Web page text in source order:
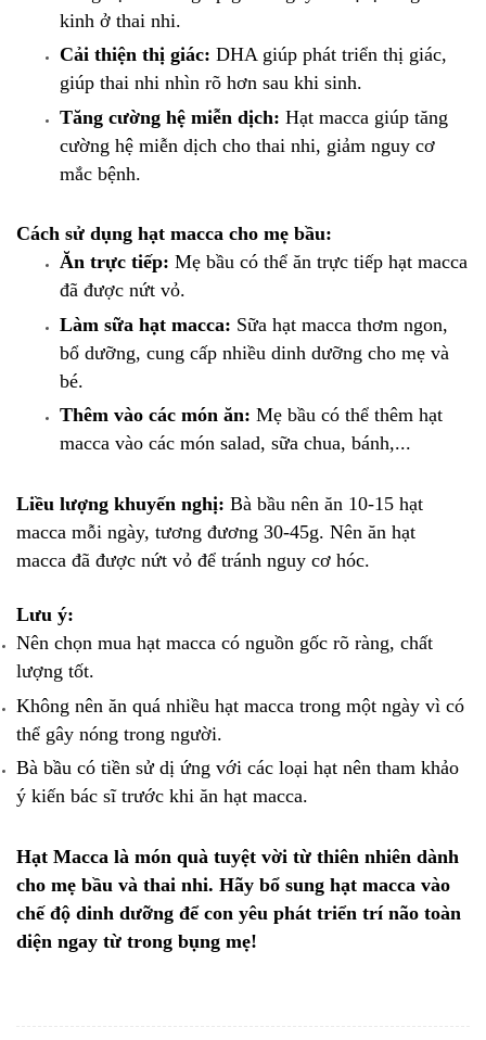
kinh ở thai nhi.
Cải thiện thị giác: DHA giúp phát triển thị giác,
giúp thai nhi nhìn rõ hơn sau khi sinh.
Tăng cường hệ miễn dịch: Hạt macca giúp tăng
cường hệ miễn dịch cho thai nhi, giảm nguy cơ
mắc bệnh.
Cách sử dụng hạt macca cho mẹ bầu:
Ăn trực tiếp: Mẹ bầu có thể ăn trực tiếp hạt macca
đã được nứt vỏ.
Làm sữa hạt macca: Sữa hạt macca thơm ngon,
bổ dưỡng, cung cấp nhiều dinh dưỡng cho mẹ và
bé.
Thêm vào các món ăn: Mẹ bầu có thể thêm hạt
macca vào các món salad, sữa chua, bánh,...
Liều lượng khuyến nghị: Bà bầu nên ăn 10-15 hạt
macca mỗi ngày, tương đương 30-45g. Nên ăn hạt
macca đã được nứt vỏ để tránh nguy cơ hóc.
Lưu ý:
Nên chọn mua hạt macca có nguồn gốc rõ ràng, chất
lượng tốt.
Không nên ăn quá nhiều hạt macca trong một ngày vì có
thể gây nóng trong người.
Bà bầu có tiền sử dị ứng với các loại hạt nên tham khảo
ý kiến bác sĩ trước khi ăn hạt macca.
Hạt Macca là món quà tuyệt vời từ thiên nhiên dành
cho mẹ bầu và thai nhi. Hãy bổ sung hạt macca vào
chế độ dinh dưỡng để con yêu phát triển trí não toàn
diện ngay từ trong bụng mẹ!